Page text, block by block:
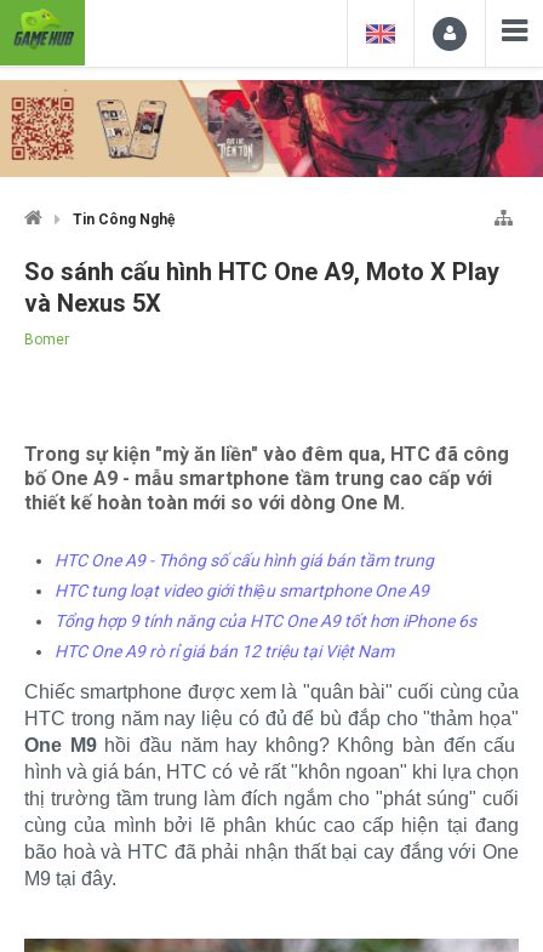
Tin Công Nghệ
So sánh cấu hình HTC One A9, Moto X Play
và Nexus 5X
Bomer
Trong sự kiện "mỳ ăn liền" vào đêm qua, HTC đã công
bố One A9 - mẫu smartphone tầm trung cao cấp với
thiết kế hoàn toàn mới so với dòng One M.
HTC One A9 - Thông số cấu hình giá bán tầm trung
HTC tung loạt video giới thiệu smartphone One A9
Tổng hợp 9 tính năng của HTC One A9 tốt hơn iPhone 6s
HTC One A9 rò rỉ giá bán 12 triệu tại Việt Nam
Chiếc smartphone được xem là "quân bài" cuối cùng của
HTC trong năm nay liệu có đủ để bù đắp cho "thảm họa"
One M9hồi đầu năm hay không? Không bàn đến cấu
hình và giá bán, HTC có vẻ rất "khôn ngoan" khi lựa chọn
thị trường tầm trung làm đích ngắm cho "phát súng" cuối
cùng của mình bởi lẽ phân khúc cao cấp hiện tại đang
bão hoà và HTC đã phải nhận thất bại cay đắng với One
M9 tại đây.